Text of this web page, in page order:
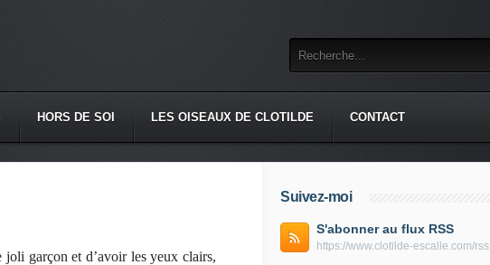
HORS DE SOI LES OISEAUX DE CLOTILDE CONTACT
garçon et d’avoir les yeux clairs,
Suivez-moi
S'abonner au flux RSS
https://www.clotilde-escalle.com/rss